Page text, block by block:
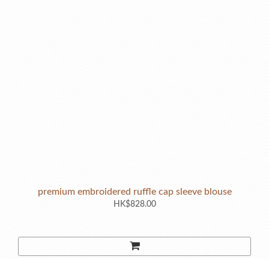
premium embroidered ruffle cap sleeve blouse
HK$828.00